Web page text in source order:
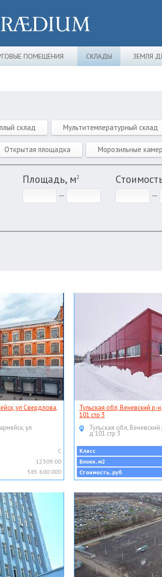
ПОМЕЩЕНИЯ СКЛАДЫ ЗЕМЛЯ
склад Мультитемпературный склад
Открытая площадка Морозильные
Площадь, м2
ул Свердлова,
ул
C
12309.00
585 600 000
Тульская обл, Веневский р-
101 стр 3
Тульская обл,
д 101 стр 3
Класс
Блоки, м2
Стоимость, руб